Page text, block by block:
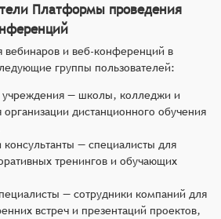
Платформы проведения
и веб-конференций в
группы пользователей:
учреждения — школы, колледжи и
организации дистанционного обучения
консультанты — специалисты для
тренингов и обучающих
— сотрудники компаний для
встреч и презентаций проектов,